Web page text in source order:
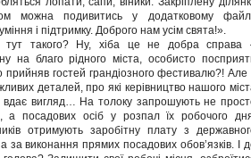
можна подивитись у додатковому
і підтримку. Доброго нам усім свята!».
такого? Ну, хіба це не добра справа
на благо рідного міста, особисто
прийняв гостей грандіозного фестивалю?! Але
деталей, про які керівництво нашого
вдає вигляд… На толоку запрошують не
а посадових осіб у розпал їх робочого
отримують заробітну плату з
за виконання прямих посадових обов’язків. І